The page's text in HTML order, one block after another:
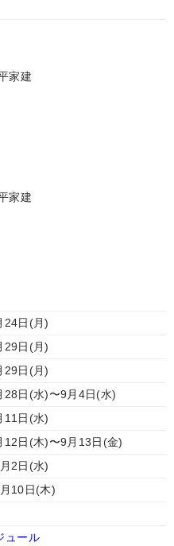
家建
家建
24日(月)
29日(月)
29日(月)
28日(水)〜9月4日(水)
11日(水)
12日(木)〜9月13日(金)
2日(水)
10日(木)
ュール